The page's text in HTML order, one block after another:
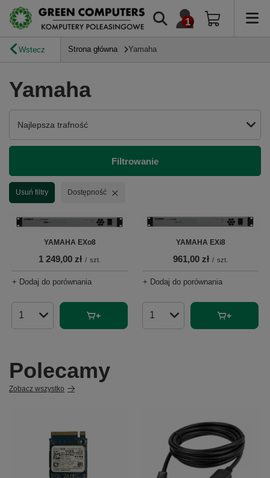
Wstecz Strona główna Yamaha
Yamaha
Zmień sortowanie
Najlepsza trafność
Filtrowanie
Usuń filtry Usuń filtr
Dostępność
YAMAHA EXo8
1 249,00 zł / szt.
+ Dodaj do porównania
Ilość produktów
YAMAHA EXi8
961,00 zł / szt.
+ Dodaj do porównania
Ilość produktów
Polecamy
Zobacz wszystko